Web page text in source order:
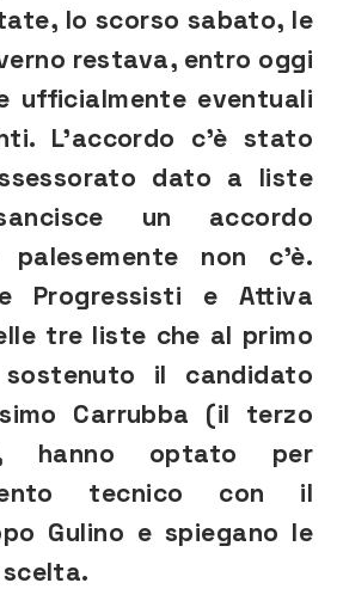
lo scorso sabato, le
restava, entro oggi
ufficialmente eventuali
L’accordo c’è stato
dato a liste
un accordo
non c’è.
Progressisti e Attiva
tre liste che al primo
il candidato
Carrubba (il terzo
hanno optato per
tecnico con il
Gulino e spiegano le